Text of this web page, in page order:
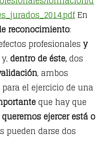
En
reconocimiento:
profesionales y
y, dentro de éste,dos
, ambos
el ejercicio de una
que hay que
ejercer está o
pueden darse dos